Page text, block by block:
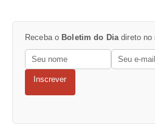
Receba o Boletim do Diadireto no
Inscrever